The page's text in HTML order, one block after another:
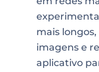
mais
imagens e
aplicativo